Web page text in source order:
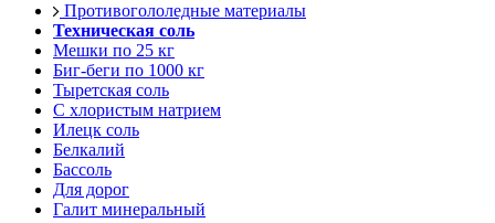
Противогололедные материалы
Техническая соль
Мешки по 25 кг
Биг-беги по 1000 кг
Тыретская соль
С хлористым натрием
Илецк соль
Белкалий
Бассоль
Для дорог
Галит минеральный